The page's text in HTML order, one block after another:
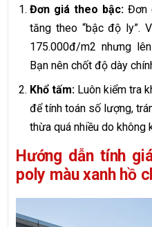
Đơn giá theo bậc:Đơn
tăng theo “bậc độ ly”.
175.000đ/m2 nhưng
Bạn nên chốt độ dày
Khổ tấm: Luôn kiểm tra
để tính toán số lượng,
thừa quá nhiều do không
Hướng dẫn tính
poly màu xanh hồ